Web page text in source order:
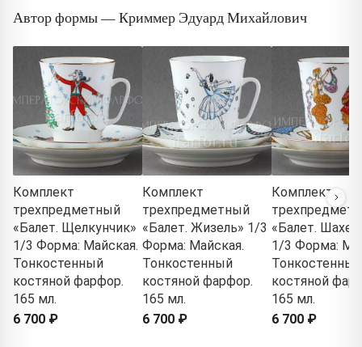
Автор формы — Криммер Эдуард Михайлович
Комплект
трехпредметный
«Балет. Щелкунчик»
1/3 Форма: Майская.
Тонкостенный
костяной фарфор.
165 мл.
6 700 ₽
Комплект
трехпредметный
«Балет. Жизель» 1/3
Форма: Майская.
Тонкостенный
костяной фарфор.
165 мл.
6 700 ₽
Комплект
«Балет.
1/3 Форма:
Тонкостенный
костяной
165 мл.
6 700 ₽